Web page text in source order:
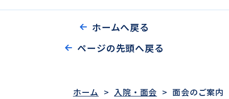
ホームへ戻る
ページの先頭へ戻る
ホーム > 入院・面会 >面会のご案内